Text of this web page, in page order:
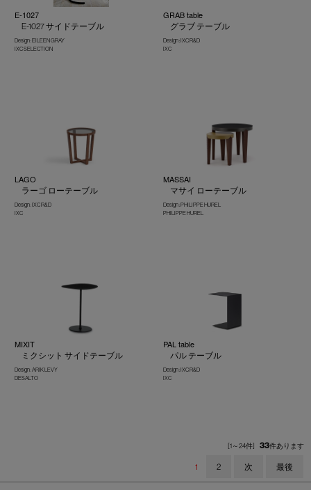
E-1027
E-1027 サイドテーブル
Design : EILEEN GRAY
IXC SELECTION
GRAB table
グラブ テーブル
Design : IXC R&D
IXC
LAGO
ラーゴ ローテーブル
Design : IXC R&D
IXC
MASSAI
マサイ ローテーブル
Design : PHILIPPE HUREL
PHILIPPE HUREL
MIXIT
ミクシット サイドテーブル
Design : ARIK LEVY
DESALTO
PAL table
パル テーブル
Design : IXC R&D
IXC
[1～24件] 33件あります
1 2 次 最後